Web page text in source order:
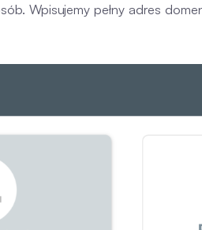
Wpisujemy pełny adres